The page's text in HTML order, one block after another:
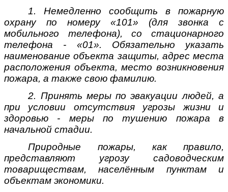
1. Немедленно сообщить в пожарную
охрану по номеру «101» (для звонка с
мобильного телефона), со стационарного
телефона - «01». Обязательно указать
наименование объекта защиты, адрес места
расположения объекта, место возникновения
пожара, а также свою фамилию.
2. Принять меры по эвакуации людей, а
при условии отсутствия угрозы жизни и
здоровью - меры по тушению пожара в
начальной стадии.
Природные пожары, как правило,
представляют угрозу садоводческим
товариществам, населённым пунктам и
объектам экономики.